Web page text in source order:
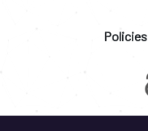
Policies